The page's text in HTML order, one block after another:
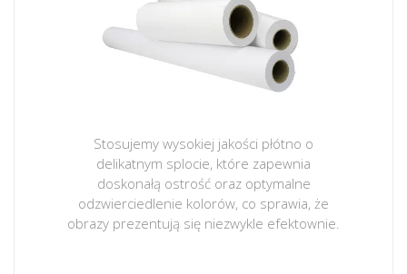
Stosujemy wysokiej jakości płótno o
delikatnym splocie, które zapewnia
doskonałą ostrość oraz optymalne
odzwierciedlenie kolorów, co sprawia, że
obrazy prezentują się niezwykle efektownie.